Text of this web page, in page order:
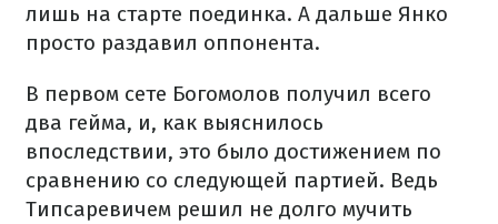
лишь на старте поединка. А дальше Янко
просто раздавил оппонента.
В первом сете Богомолов получил всего
два гейма, и, как выяснилось
впоследствии, это было достижением по
сравнению со следующей партией. Ведь
Типсаревичем решил не долго мучить